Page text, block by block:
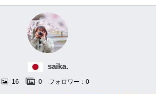
saika.
16 0 フォロワー：0